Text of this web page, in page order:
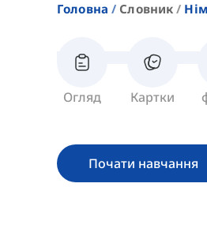
Головна Словник
Огляд Картки
Почати навчання